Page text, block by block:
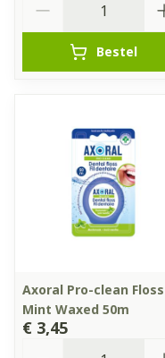
Bestel
Axoral Pro-clean Floss
Mint Waxed 50m
€ 3,45